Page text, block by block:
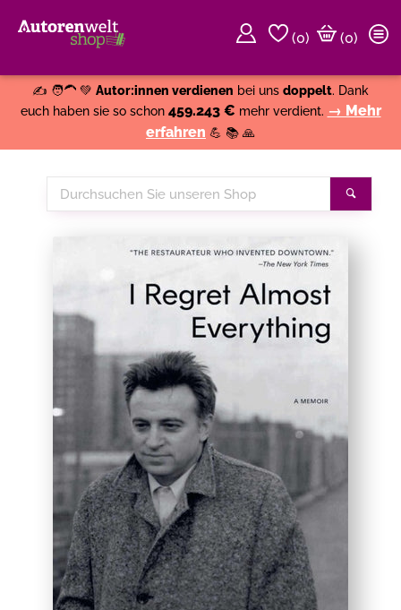
(0)
(0)
✍️ 🧑‍🦱 💚 Autor:innen verdienen bei uns doppelt. Dank
euch haben sie so schon 459.243 € mehr verdient. → Mehr
erfahren 💪 📚 🙏
Durchsuchen
Sie